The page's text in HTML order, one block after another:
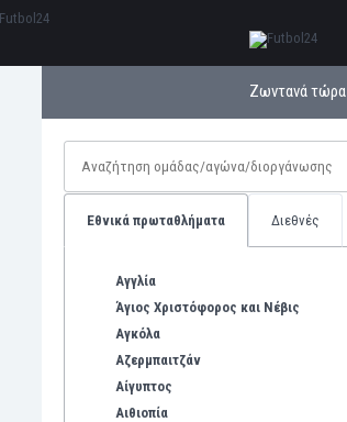
Ζωντανά τώρα
Εθνικά πρωταθλήματα Διεθνές
Αγγλία
Άγιος Χριστόφορος και Νέβις
Αγκόλα
Αζερμπαιτζάν
Αίγυπτος
Αιθιοπία